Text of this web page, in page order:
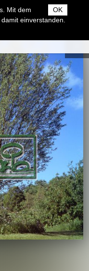
OK
Mit dem
einverstanden.